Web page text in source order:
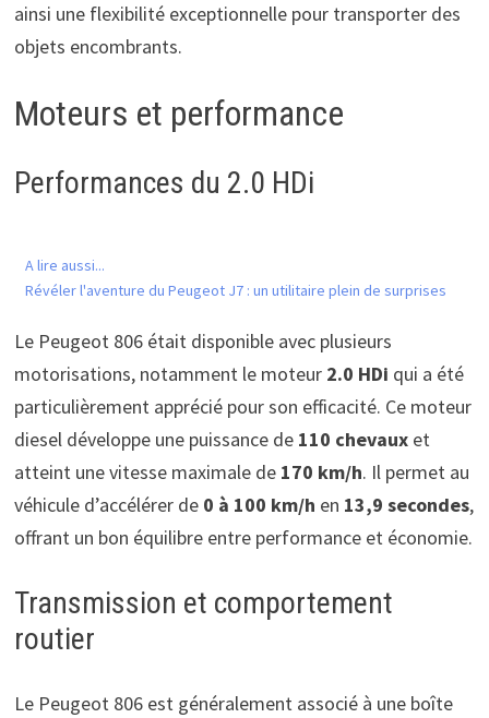
ainsi une flexibilité exceptionnelle pour transporter des
objets encombrants.
Moteurs et performance
Performances du 2.0 HDi
A lire aussi...
Révéler l'aventure du Peugeot J7 : un utilitaire plein de surprises
Le Peugeot 806 était disponible avec plusieurs
motorisations, notamment le moteur 2.0 HDi qui a été
particulièrement apprécié pour son efficacité. Ce moteur
diesel développe une puissance de 110 chevauxet
atteint une vitesse maximale de 170 km/h. Il permet au
véhicule d’accélérer de 0 à 100 km/h en 13,9 secondes,
offrant un bon équilibre entre performance et économie.
Transmission et comportement
routier
Le Peugeot 806 est généralement associé à une boîte